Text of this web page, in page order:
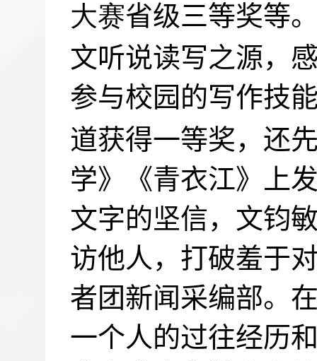
大赛省级三等奖等
文听说读写之源，
参与校园的写作技
道获得一等奖，还
学》《青衣江》上
文字的坚信，文钧
访他人，打破羞于
者团新闻采编部。
一个人的过往经历